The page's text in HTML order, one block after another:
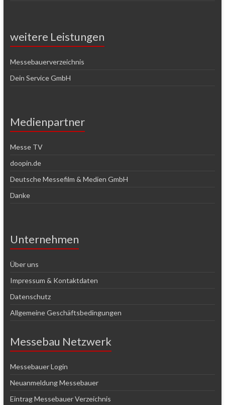
weitere Leistungen
Messebauerverzeichnis
Dein Service GmbH
Medienpartner
Messe TV
doopin.de
Deutsche Messefilm & Medien GmbH
Danke
Unternehmen
Über uns
Impressum & Kontaktdaten
Datenschutz
Allgemeine Geschäftsbedingungen
Messebau Netzwerk
Messebauer Login
Neuanmeldung Messebauer
Eintrag Messebauer Verzeichnis